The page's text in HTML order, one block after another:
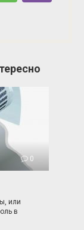
0
или
в